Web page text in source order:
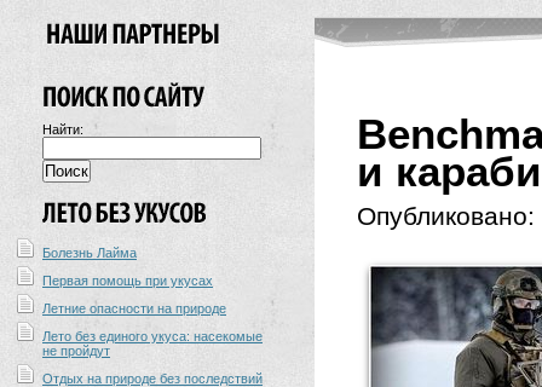
Найти:
Болезнь Лайма
Первая помощь при укусах
Летние опасности на природе
Лето без единого укуса: насекомые
не пройдут
Отдых на природе без последствий
и
Опубликовано: